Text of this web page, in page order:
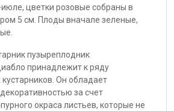
цветки розовые собраны в
5 см. Плоды вначале зеленые,
пузыреплодник
принадлежит к ряду
Он обладает
за счет
окраса листьев, которые не